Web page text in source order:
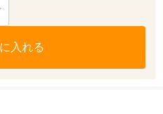
入れる